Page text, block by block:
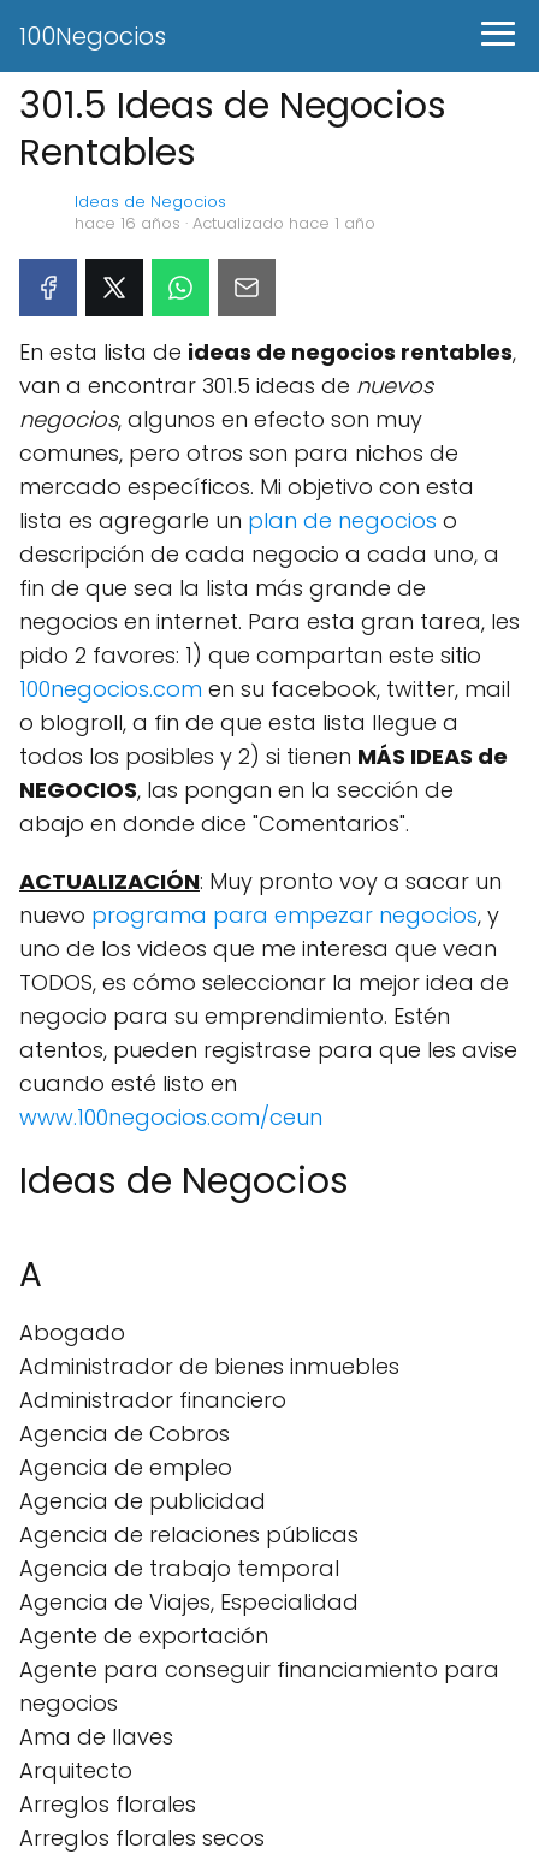
100Negocios
301.5 Ideas de Negocios
Rentables
Ideas de Negocios
hace 16 años · Actualizado hace 1 año
En esta lista de ideas de negocios rentables,
van a encontrar 301.5 ideas de nuevos
negocios, algunos en efecto son muy
comunes, pero otros son para nichos de
mercado específicos. Mi objetivo con esta
lista es agregarle un plan de negocios o
descripción de cada negocio a cada uno, a
fin de que sea la lista más grande de
negocios en internet. Para esta gran tarea, les
pido 2 favores: 1) que compartan este sitio
100negocios.com en su facebook, twitter, mail
o blogroll, a fin de que esta lista llegue a
todos los posibles y 2) si tienen MÁS IDEAS de
NEGOCIOS, las pongan en la sección de
abajo en donde dice "Comentarios".
ACTUALIZACIÓN: Muy pronto voy a sacar un
nuevo programa para empezar negocios, y
uno de los videos que me interesa que vean
TODOS, es cómo seleccionar la mejor idea de
negocio para su emprendimiento. Estén
atentos, pueden registrase para que les avise
cuando esté listo en
www.100negocios.com/ceun
Ideas de Negocios
A
Abogado
Administrador de bienes inmuebles
Administrador financiero
Agencia de Cobros
Agencia de empleo
Agencia de publicidad
Agencia de relaciones públicas
Agencia de trabajo temporal
Agencia de Viajes, Especialidad
Agente de exportación
Agente para conseguir financiamiento para
negocios
Ama de llaves
Arquitecto
Arreglos florales
Arreglos florales secos